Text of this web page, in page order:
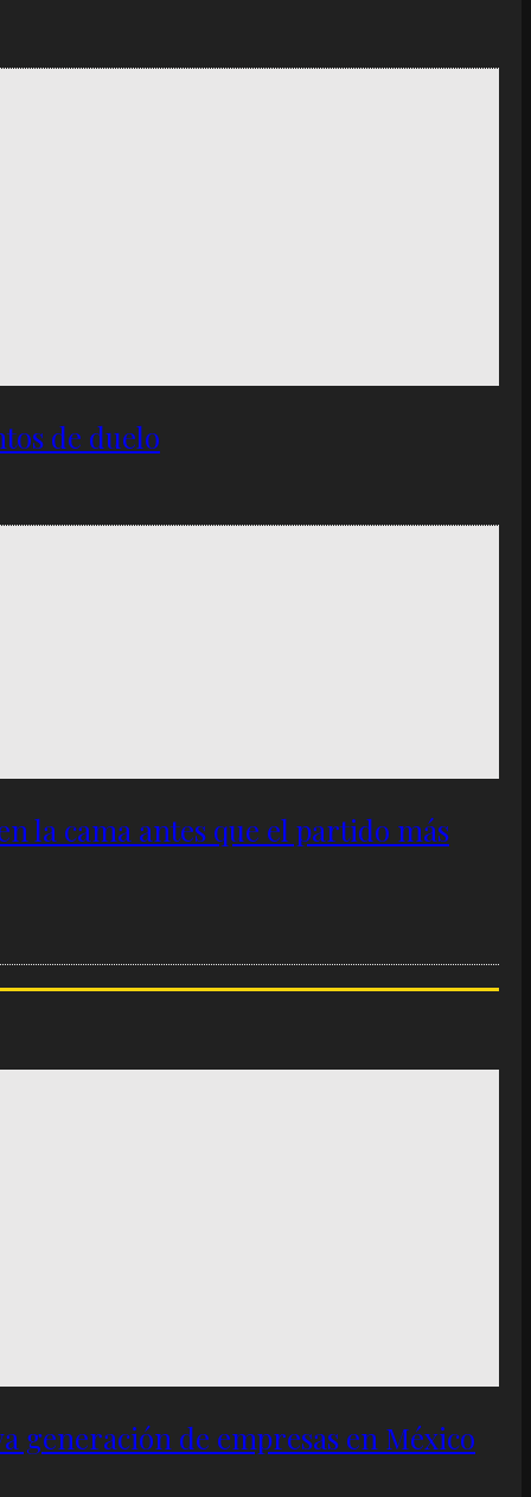
de duelo
la cama antes que el partido más
generación de empresas en México